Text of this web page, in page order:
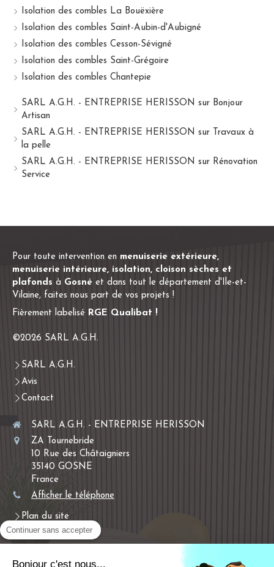
Isolation des combles La Bouëxière
Isolation des combles Saint-Aubin-d'Aubigné
Isolation des combles Cesson-Sévigné
Isolation des combles Saint-Grégoire
Isolation des combles Chantepie
SARL A.G.H. - ENTREPRISE HERISSON sur Bonjour
Artisan
SARL A.G.H. - ENTREPRISE HERISSON sur Travaux à
la pelle
SARL A.G.H. - ENTREPRISE HERISSON sur Rénovation
Service
Pour toute intervention en menuiserie extérieure,
menuiserie intérieure, isolation, cloison sèches et
plafonds à Gosné et dans tout le département d'Ile-et-
Vilaine, faites nous part de vos projets !
Fièrement labelisé RGE Qualibat !
©2026 SARL A.G.H.
SARL A.G.H.
Avis
Contact
SARL A.G.H. - ENTREPRISE HERISSON
ZA Tournebride
10 Rue des Châtaigniers
35140 GOSNE
France
Afficher le téléphone
Plan du site
Mentions légales
Continuer sans accepter
Bonjour c'est nous...